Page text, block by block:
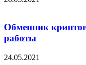
Обменник
работы
24.05.2021